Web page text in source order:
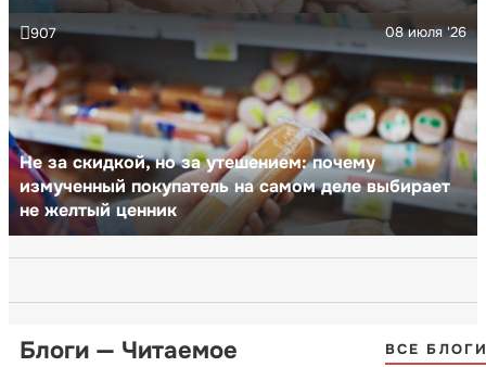
Не за скидкой, но за утешением: почему
измученный покупатель на самом деле выбирает
не желтый ценник
08 июля '26
907
Блоги — Читаемое ВСЕ